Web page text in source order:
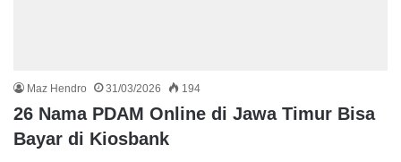
Maz Hendro 31/03/2026 194
26 Nama PDAM Online di Jawa Timur Bisa
Bayar di Kiosbank